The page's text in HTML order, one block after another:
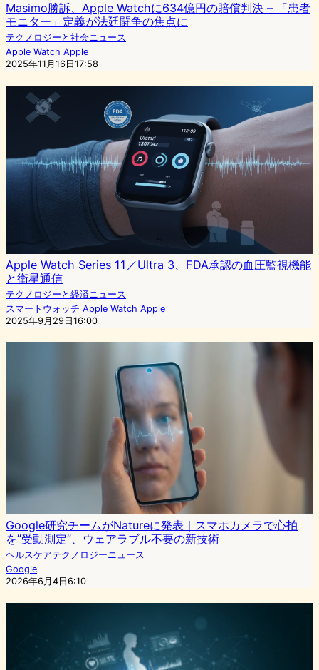
Masimo勝訴、Apple Watchに634億円の賠償判決 – 「患者
モニター」定義が法廷闘争の焦点に
テクノロジーと社会ニュース
Apple Watch Apple
2025年11月16日17:58
Apple Watch Series 11／Ultra 3、FDA承認の血圧監視機能
と衛星通信
テクノロジーと経済ニュース
スマートウォッチ Apple Watch Apple
2025年9月29日16:00
Google研究チームがNatureに発表｜スマホカメラで心拍
を”受動測定”、ウェアラブル不要の新技術
ヘルスケアテクノロジーニュース
Google
2026年6月4日6:10